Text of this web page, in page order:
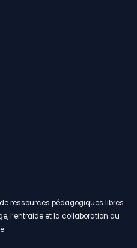
ressources pédagogiques libres
l’entraide et la collaboration au